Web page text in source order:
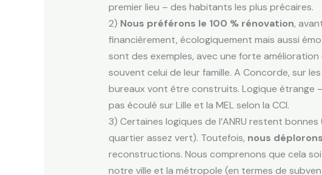
premier lieu – des habitants les plus précaires.
2) Nous préférons le 100 % rénovation,
financièrement, écologiquement mais aussi
sont des exemples, avec une forte
souvent celui de leur famille. A Concorde, sur
bureaux vont être construits. Logique étrange
pas écoulé sur Lille et la MEL selon la CCI.
3) Certaines logiques de l’ANRU restent
quartier assez vert). Toutefois, nous
reconstructions. Nous comprenons que cela
notre ville et la métropole (en termes de